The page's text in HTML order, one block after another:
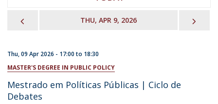
THU, APR 9, 2026
Thu, 09 Apr 2026 - 17:00to 18:30
MASTER'S DEGREE IN PUBLIC POLICY
Mestrado em Políticas Públicas | Ciclo de
Debates